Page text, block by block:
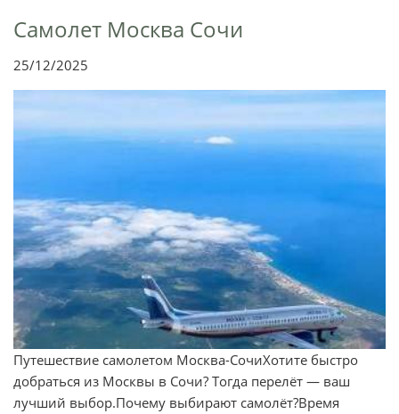
Самолет Москва Сочи
25/12/2025
Путешествие самолетом Москва-СочиХотите быстро
добраться из Москвы в Сочи? Тогда перелёт — ваш
лучший выбор.Почему выбирают самолёт?Время